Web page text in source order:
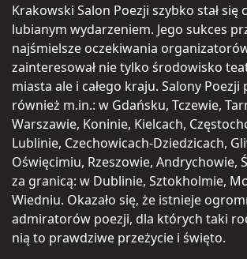
Krakowski Salon Poezji szybko stał się
lubianym wydarzeniem. Jego sukces
najśmielsze oczekiwania
zainteresował nie tylko środowisko
miasta ale i całego kraju. Salony Poezji
również m.in.: w Gdańsku, Tczewie,
Warszawie, Koninie, Kielcach,
Lublinie, Czechowicach-Dziedzicach,
Oświęcimiu, Rzeszowie, Andrychowie,
za granicą: w Dublinie, Sztokholmie,
Wiedniu. Okazało się, że istnieje
admiratorów poezji, dla których taki
nią to prawdziwe przeżycie i święto.